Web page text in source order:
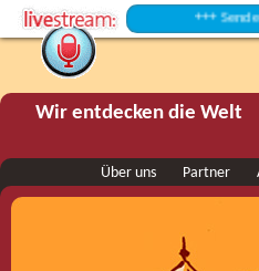
+++ Sendepause
Wir entdecken die Welt
Über uns Partner